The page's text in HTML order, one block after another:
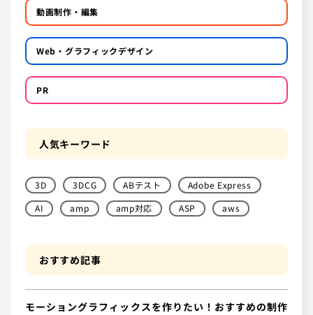
動画制作・編集
Web・グラフィックデザイン
PR
人気キーワード
3D 3DCG ABテスト
Adobe Express
AI
amp amp対応 ASP aws
おすすめ記事
モーショングラフィックスを作りたい！おすすめの制作